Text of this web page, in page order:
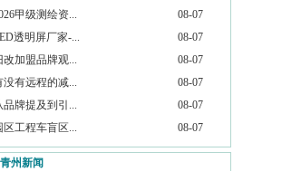
甲级测绘资...
08-07
透明屏厂家-...
08-07
改加盟品牌观...
08-07
没有远程的减...
08-07
品牌提及到引...
08-07
区工程车盲区...
08-07
青州新闻